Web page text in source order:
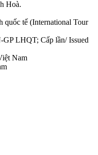
Hoà.
quốc tế (International Tour
LHQT; Cấp lần/ Issued
Nam